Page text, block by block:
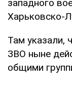
западного
Харьковско-
Там указали,
ЗВО ныне
общими